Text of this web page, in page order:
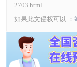
2703.html
如果此文侵权可以 ：